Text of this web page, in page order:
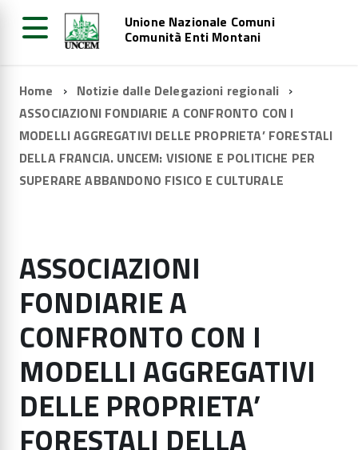
Unione Nazionale Comuni
Comunità Enti Montani
Home
Notizie dalle Delegazioni regionali
ASSOCIAZIONI FONDIARIE A CONFRONTO CON I
MODELLI AGGREGATIVI DELLE PROPRIETA’ FORESTALI
DELLA FRANCIA. UNCEM: VISIONE E POLITICHE PER
SUPERARE ABBANDONO FISICO E CULTURALE
ASSOCIAZIONI
FONDIARIE A
CONFRONTO CON I
MODELLI AGGREGATIVI
DELLE PROPRIETA’
FORESTALI DELLA